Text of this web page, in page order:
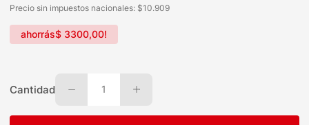
Precio sin impuestos nacionales: $10.909
ahorrás$ 3300,00!
Cantidad 1